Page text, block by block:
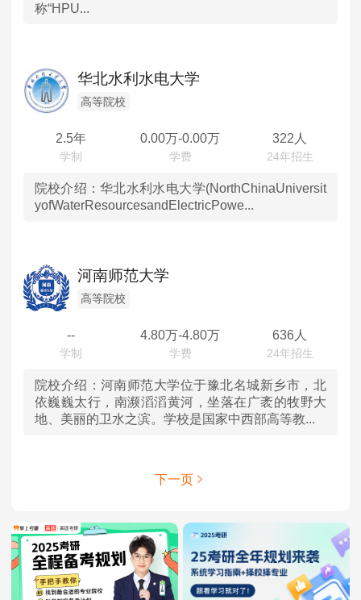
称“HPU...
华北水利水电大学
高等院校
2.5年 0.00万-0.00万 322人
院校介绍： 华北水利水电大学(NorthChinaUniversit
yofWaterResourcesandElectricPowe...
河南师范大学
高等院校
-- 4.80万-4.80万 636人
院校介绍： 河南师范大学位于豫北名城新乡市，北
依巍巍太行，南濒滔滔黄河，坐落在广袤的牧野大
地、美丽的卫水之滨。学校是国家中西部高等教...
下一页